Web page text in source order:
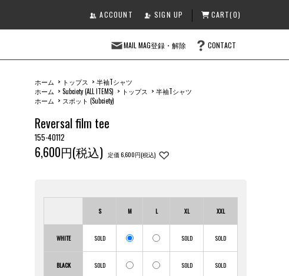
ACCOUNT SIGN UP CART(0)
MAIL MAG登録・解除 CONTACT
ホーム > トップス > 半袖Tシャツ
ホーム > Subciety (ALL ITEMS) > トップス > 半袖Tシャツ
ホーム > スポット (Subciety)
Reversal film tee
155-40112
6,600円(税込) 定価 6,600円(税込)
S M L XL XXL
WHITE
BLACK